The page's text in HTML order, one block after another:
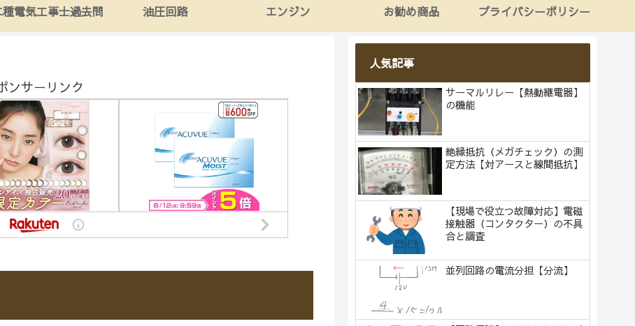
種電気工事士過去問 油圧回路 エンジン お勧め商品 プライバシーポリシー
ンサーリンク
人気記事
サーマルリレー【熱動継電器】
の機能
絶縁抵抗（メガチェック）の測
定方法【対アースと線間抵抗】
【現場で役立つ故障対応】電磁
接触器（コンタクター）の不具
合と調査
並列回路の電流分担【分流】